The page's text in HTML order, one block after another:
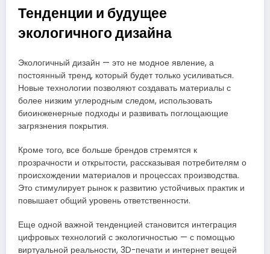
Тенденции и будущее
экологичного дизайна
Экологичный дизайн — это не модное явление, а
постоянный тренд, который будет только усиливаться.
Новые технологии позволяют создавать материалы с
более низким углеродным следом, использовать
биоинженерные подходы и развивать поглощающие
загрязнения покрытия.
Кроме того, все больше брендов стремятся к
прозрачности и открытости, рассказывая потребителям о
происхождении материалов и процессах производства.
Это стимулирует рынок к развитию устойчивых практик и
повышает общий уровень ответственности.
Еще одной важной тенденцией становится интеграция
цифровых технологий с экологичностью — с помощью
виртуальной реальности, 3D-печати и интернет вещей